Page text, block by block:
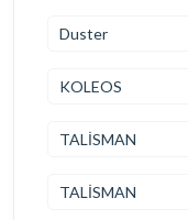
Duster
KOLEOS
TALİSMAN
TALİSMAN